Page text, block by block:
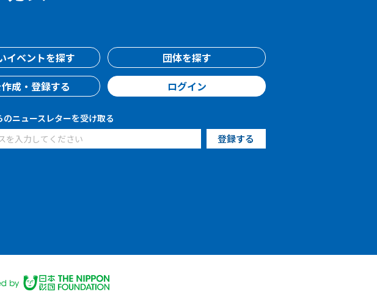
イベントを探す
団体を探す
成・登録する
ログイン
のニュースレターを受け取る